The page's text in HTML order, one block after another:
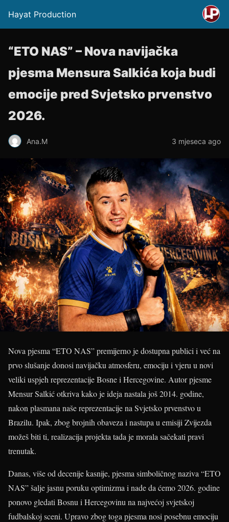
Hayat Production
“ETO NAS” – Nova navijačka
pjesma Mensura Salkića koja budi
emocije pred Svjetsko prvenstvo
2026.
Ana.M 3 mjeseca ago
Nova pjesma “ETO NAS” premijerno je dostupna publici i već na
prvo slušanje donosi navijačku atmosferu, emociju i vjeru u novi
veliki uspjeh reprezentacije Bosne i Hercegovine. Autor pjesme
Mensur Salkić otkriva kako je ideja nastala još 2014. godine,
nakon plasmana naše reprezentacije na Svjetsko prvenstvo u
Brazilu. Ipak, zbog brojnih obaveza i nastupa u emisiji Zvijezda
možeš biti ti, realizacija projekta tada je morala sačekati pravi
trenutak.
Danas, više od decenije kasnije, pjesma simboličnog naziva “ETO
NAS” šalje jasnu poruku optimizma i nade da ćemo 2026. godine
ponovo gledati Bosnu i Hercegovinu na najvećoj svjetskoj
fudbalskoj sceni. Upravo zbog toga pjesma nosi posebnu emociju